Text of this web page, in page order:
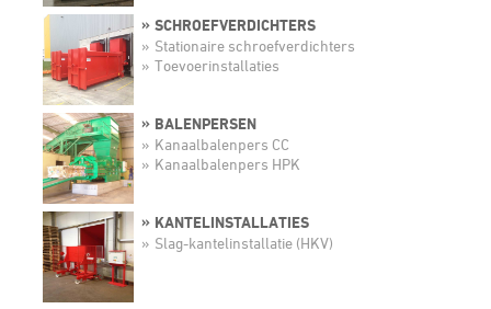
SCHROEFVERDICHTERS
Stationaire schroefverdichters
Toevoerinstallaties
BALENPERSEN
Kanaalbalenpers CC
Kanaalbalenpers HPK
KANTELINSTALLATIES
Slag-kantelinstallatie (HKV)